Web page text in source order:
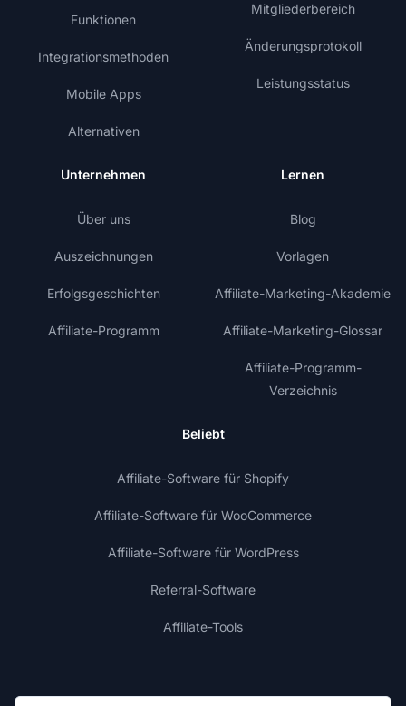
Funktionen
Integrationsmethoden
Mobile Apps
Alternativen
Mitgliederbereich
Änderungsprotokoll
Leistungsstatus
Unternehmen
Über uns
Auszeichnungen
Erfolgsgeschichten
Affiliate-Programm
Lernen
Blog
Vorlagen
Affiliate-Marketing-Akademie
Affiliate-Marketing-Glossar
Affiliate-Programm-
Verzeichnis
Beliebt
Affiliate-Software für Shopify
Affiliate-Software für WooCommerce
Affiliate-Software für WordPress
Referral-Software
Affiliate-Tools